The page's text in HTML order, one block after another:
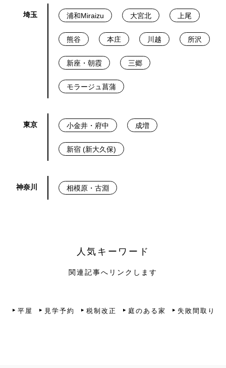
埼玉 浦和Miraizu 大宮北 上尾
熊谷 本庄 川越 所沢
新座・朝霞 三郷
モラージュ菖蒲
東京 小金井・府中 成増
新宿 (新大久保)
神奈川 相模原・古淵
人気キーワード
関連記事へリンクします
平屋 見学予約 税制改正 庭のある家 失敗間取り